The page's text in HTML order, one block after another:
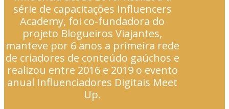
série de capacitações Influencers
Academy, foi co-fundadora do
projeto Blogueiros Viajantes,
manteve por 6 anos a primeira rede
de criadores de conteúdo gaúchos e
realizou entre 2016 e 2019 o evento
anual Influenciadores Digitais Meet
Up.